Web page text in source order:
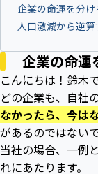
企業の命運を分け
人口激減から逆
企業の命運
こんにちは！鈴木で
どの企業も、自社
なかったら、今は
があるのではない
当社の場合、一例
れにあたります。